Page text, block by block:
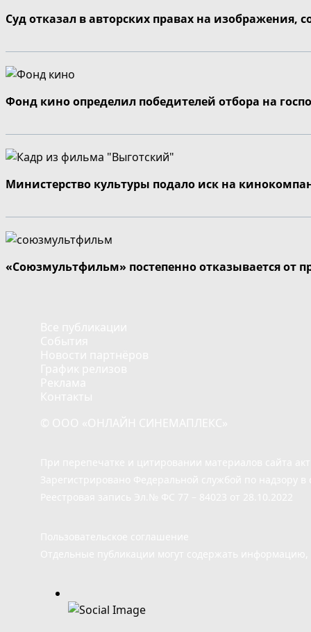
Суд отказал в авторских правах на изображения,
Фонд кино определил победителей отбора на
Министерство культуры подало иск на
«Союзмультфильм» постепенно отказывается от